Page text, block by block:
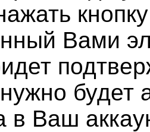
Вами
будет
в Ваш